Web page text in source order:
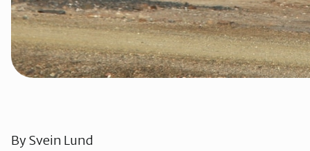
BySvein Lund